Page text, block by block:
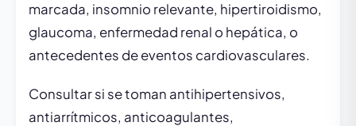
marcada, insomnio relevante, hipertiroidismo,
glaucoma, enfermedad renal o hepática, o
antecedentes de eventos cardiovasculares.
Consultar si se toman antihipertensivos,
antiarrítmicos, anticoagulantes,